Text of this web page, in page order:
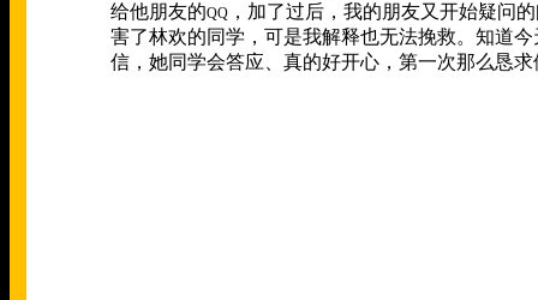
给他朋友的QQ ，加了过后，我的朋友又开始疑问
害了林欢的同学，可是我解释也无法挽救。知道
信，她同学会答应、真的好开心，第一次那么恳求